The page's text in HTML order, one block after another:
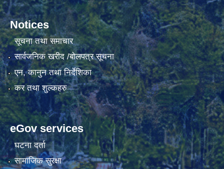
Notices
सूचना तथा समाचार
सार्वजनिक खरीद /बोलपत्र सूचना
एन, कानुन तथा निर्देशिका
कर तथा शुल्कहरु
eGov services
घटना दर्ता
सामाजिक सुरक्षा